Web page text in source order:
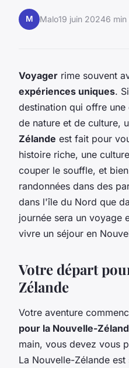
M Malo19 juin 20246
Voyager rime souvent
expériences uniques.
destination qui offre
de nature et de culture,
Zélande est fait pour
histoire riche, une
couper le souffle, et
randonnées dans des
dans l'île du Nord que
journée sera un voyage
vivre un séjour en
Votre départ
Zélande
Votre aventure
pour la Nouvelle-
main, vous devez vous
La Nouvelle-Zélande